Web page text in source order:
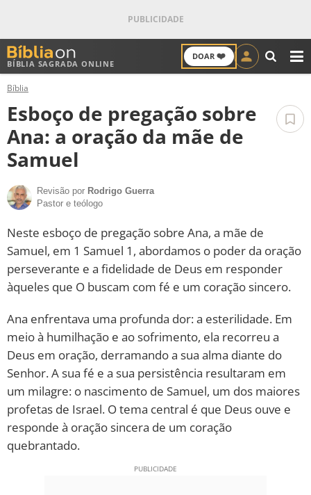
BÍBLIA SAGRADA ONLINE
DOAR ❤️
ANTIGO TESTAMENTO
NOVO TESTAMENTO
VERSÍCULOS
VERSÍCULO DO DIA
PALAVRA DO DIA
SALMO DO DIA
10 MANDAMENTOS
ESTUDOS BÍBLICOS
ESBOÇOS DE PREGAÇÃO
TEMAS
Bíblia
Esboço de pregação sobre
Ana: a oração da mãe de
Samuel
Revisão por Rodrigo Guerra
Pastor e teólogo
Neste esboço de pregação sobre Ana, a mãe de
Samuel, em 1 Samuel 1, abordamos o poder da oração
perseverante e a fidelidade de Deus em responder
àqueles que O buscam com fé e um coração sincero.
Ana enfrentava uma profunda dor: a esterilidade. Em
meio à humilhação e ao sofrimento, ela recorreu a
Deus em oração, derramando a sua alma diante do
Senhor. A sua fé e a sua persistência resultaram em
um milagre: o nascimento de Samuel, um dos maiores
profetas de Israel. O tema central é que Deus ouve e
responde à oração sincera de um coração
quebrantado.